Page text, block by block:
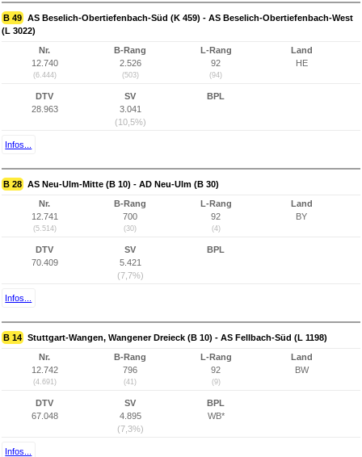
B 49 AS Beselich-Obertiefenbach-Süd (K 459) - AS Beselich-Obertiefenbach-West
(L 3022)
Nr.
12.740
(6.444)
B-Rang
2.526
(503)
L-Rang
92
(94)
Land
HE
DTV
28.963
SV
3.041
(10,5%)
BPL
Infos...
B 28 AS Neu-Ulm-Mitte (B 10) - AD Neu-Ulm (B 30)
Nr.
12.741
(5.514)
B-Rang
700
(30)
L-Rang
92
(4)
Land
BY
DTV
70.409
SV
5.421
(7,7%)
BPL
Infos...
B 14 Stuttgart-Wangen, Wangener Dreieck (B 10) - AS Fellbach-Süd (L 1198)
Nr.
12.742
(4.691)
B-Rang
796
(41)
L-Rang
92
(9)
Land
BW
DTV
67.048
SV
4.895
(7,3%)
BPL
WB*
Infos...